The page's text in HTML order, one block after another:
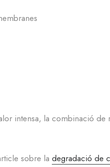
intensa, la combinació
sobre la degradació de